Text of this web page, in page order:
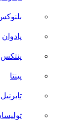
پادوان
پنتکس
پینتا
تابرنیل